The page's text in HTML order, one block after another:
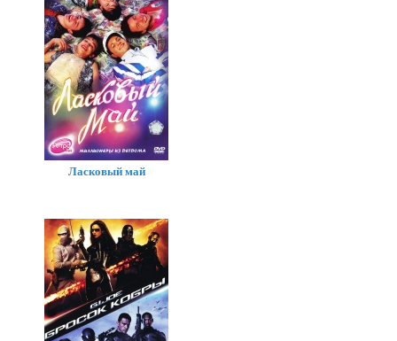
Ласковый май